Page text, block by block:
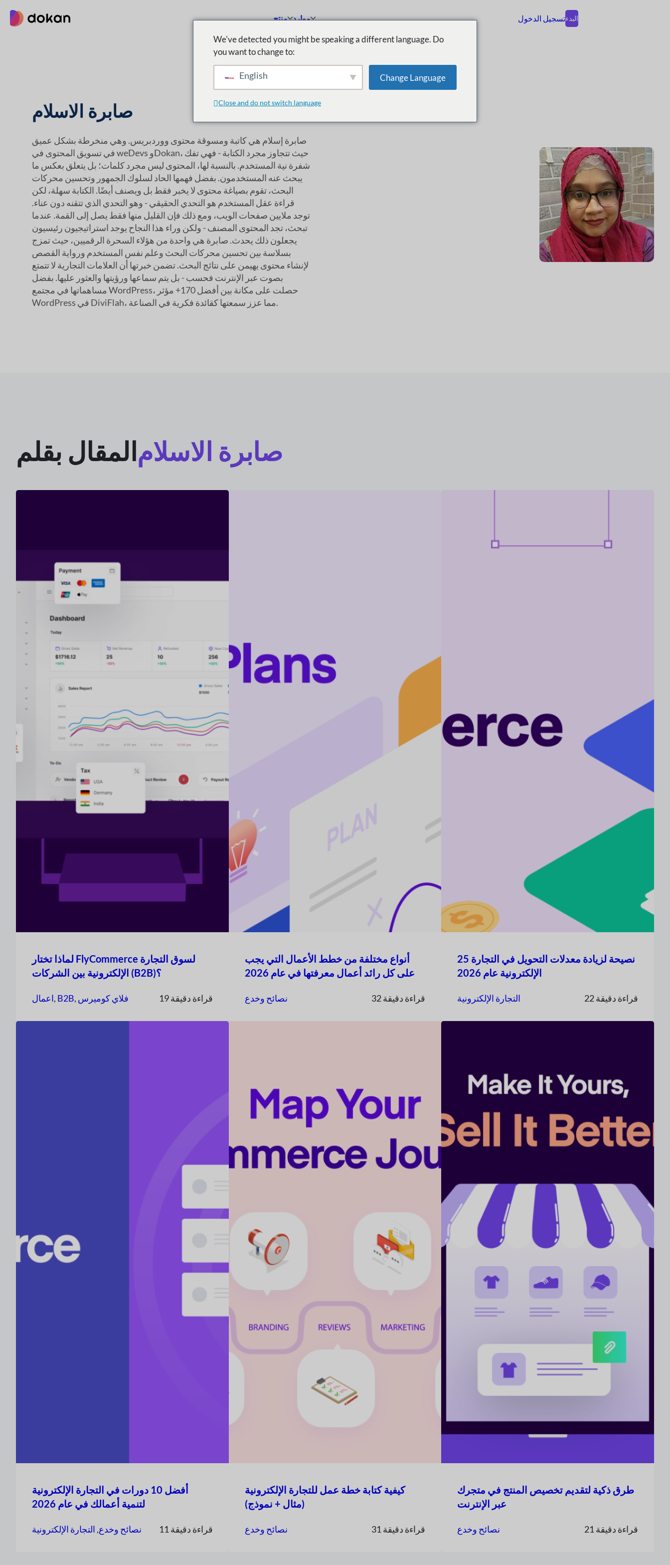
إلى
منتج موارد تسجيل الدخولالبدء
صابرة الاسلام
صابرة إسلام هي كاتبة ومسوقة محتوى ووردبريس. وهي منخرطة بشكل عميق
في تسويق المحتوى في weDevs وDokan، حيث تتجاوز مجرد الكتابة - فهي تفك
شفرة نية المستخدم. بالنسبة لها، المحتوى ليس مجرد كلمات؛ بل يتعلق بعكس ما
يبحث عنه المستخدمون. بفضل فهمها الحاد لسلوك الجمهور وتحسين محركات
البحث، تقوم بصياغة محتوى لا يخبر فقط بل ويصنف أيضًا. الكتابة سهلة، لكن
قراءة عقل المستخدم هو التحدي الحقيقي - وهو التحدي الذي تتقنه دون عناء.
توجد ملايين صفحات الويب، ومع ذلك فإن القليل منها فقط يصل إلى القمة. عندما
تبحث، تجد المحتوى المصنف - ولكن وراء هذا النجاح يوجد استراتيجيون رئيسيون
يجعلون ذلك يحدث. صابرة هي واحدة من هؤلاء السحرة الرقميين، حيث تمزج
بسلاسة بين تحسين محركات البحث وعلم نفس المستخدم ورواية القصص
لإنشاء محتوى يهيمن على نتائج البحث. تضمن خبرتها أن العلامات التجارية لا تتمتع
بصوت عبر الإنترنت فحسب - بل يتم سماعها ورؤيتها والعثور عليها. بفضل
مساهماتها في مجتمع WordPress، حصلت على مكانة بين أفضل 170+ مؤثر
WordPress في DiviFlah، مما عزز سمعتها كقائدة فكرية في الصناعة.
المقال بقلمصابرة الاسلام
لماذا تختار FlyCommerce لسوق التجارة
الإلكترونية بين الشركات (B2B)؟
اعمال, B2B, فلاي كوميرس 19 قراءة دقيقة
أنواع مختلفة من خطط الأعمال التي يجب
على كل رائد أعمال معرفتها في عام 2026
نصائح وخدع 32 قراءة دقيقة
25 نصيحة لزيادة معدلات التحويل في التجارة
الإلكترونية عام 2026
التجارة الإلكترونية 22 قراءة دقيقة
أفضل 10 دورات في التجارة الإلكترونية
لتنمية أعمالك في عام 2026
نصائح وخدع, التجارة الإلكترونية 11 قراءة دقيقة
كيفية كتابة خطة عمل للتجارة الإلكترونية
(مثال + نموذج)
نصائح وخدع 31 قراءة دقيقة
طرق ذكية لتقديم تخصيص المنتج في متجرك
عبر الإنترنت
نصائح وخدع 21 قراءة دقيقة
We've detected you might be speaking a different language. Do
you want to change to:
English Change Language
Close and do not switch language